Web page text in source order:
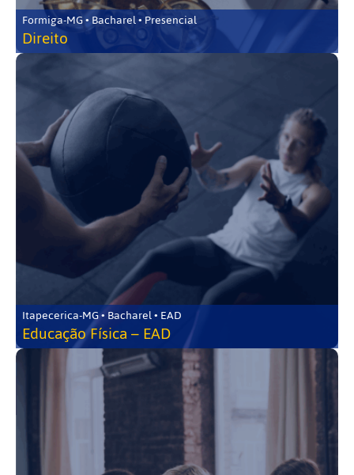
Formiga-MG • Bacharel • Presencial
Direito
Itapecerica-MG • Bacharel • EAD
Educação Física – EAD